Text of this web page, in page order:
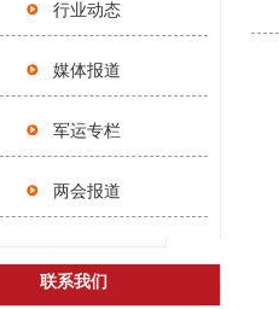
行业动态
媒体报道
军运专栏
两会报道
联系我们